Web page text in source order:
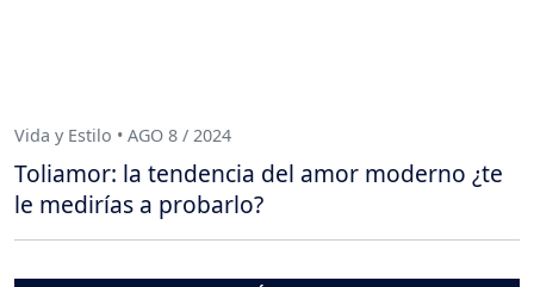
Vida y Estilo • AGO 8 / 2024
Toliamor: la tendencia del amor moderno ¿te
le medirías a probarlo?